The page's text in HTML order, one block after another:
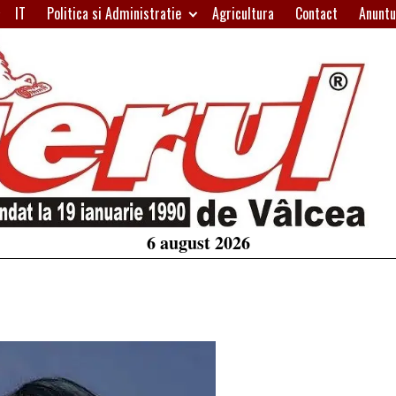
IT Politica si Administratie Agricultura Contact
6 august 2026